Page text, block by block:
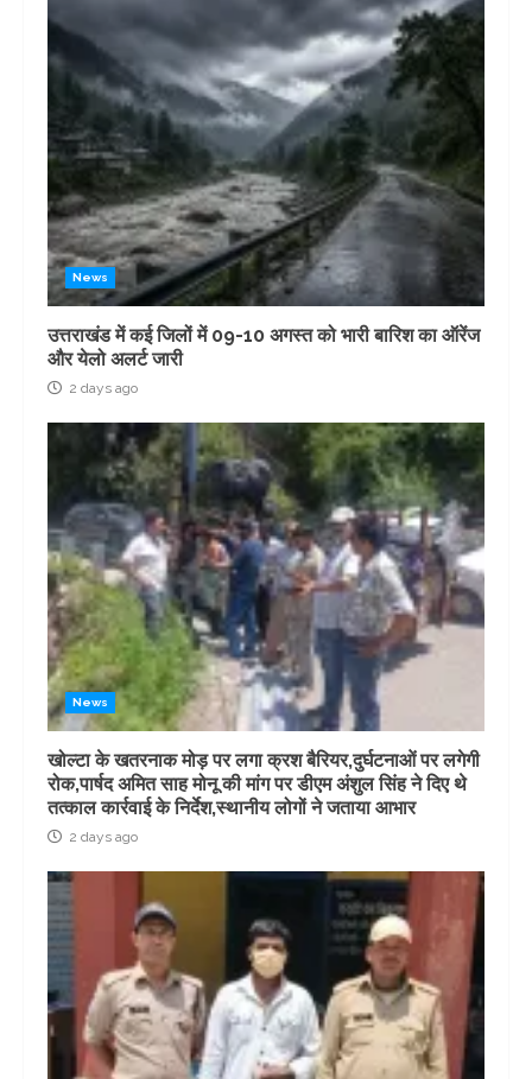
News
उत्तराखंड में कई जिलों में 09-10 अगस्त को भारी बारिश का ऑरेंज
और येलो अलर्ट जारी
2 days ago
News
खोल्टा के खतरनाक मोड़ पर लगा क्रश बैरियर,दुर्घटनाओं पर लगेगी
रोक,पार्षद अमित साह मोनू की मांग पर डीएम अंशुल सिंह ने दिए थे
तत्काल कार्रवाई के निर्देश,स्थानीय लोगों ने जताया आभार
2 days ago